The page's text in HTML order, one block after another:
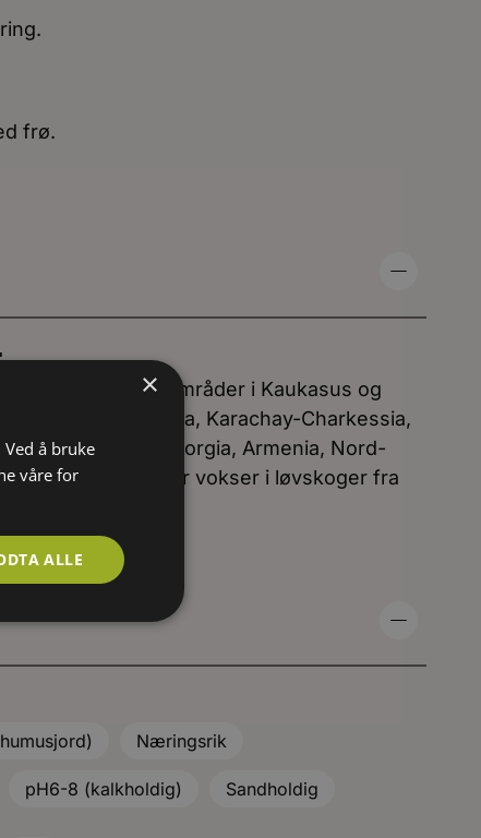
frø.
i nordvestlige områder i Kaukasus og
Krai, Adygea, Karachay-Charkessia,
Aserbajdsjan, Georgia, Armenia, Nord-
og Vest-Asia. Her vokser i løvskoger fra
Næringsrik
pH6-8 (kalkholdig)
Sandholdig
×
å bruke
våre for
ALLE